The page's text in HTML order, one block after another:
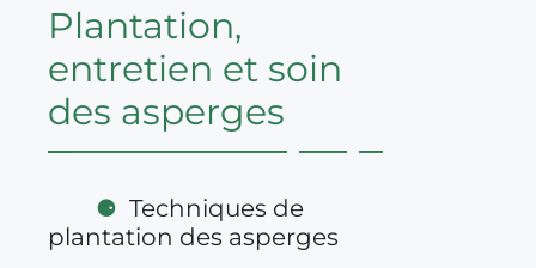
Plantation,
entretien et soin
des asperges
Techniques de
plantation des asperges